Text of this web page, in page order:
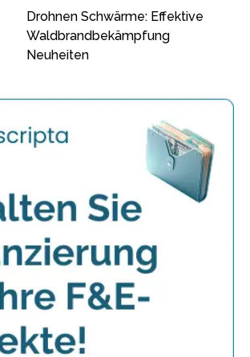
Drohnen Schwärme: Effektive
Waldbrandbekämpfung
Neuheiten